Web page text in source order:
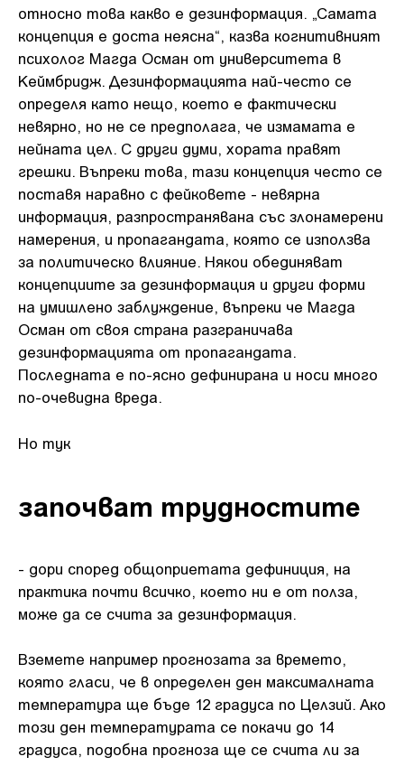
относно това какво е дезинформация. „Самата
концепция е доста неясна“, казва когнитивният
психолог Магда Осман от университета в
Кеймбридж. Дезинформацията най-често се
определя като нещо, което е фактически
невярно, но не се предполага, че измамата е
нейната цел. С други думи, хората правят
грешки. Въпреки това, тази концепция често се
поставя наравно с фейковете - невярна
информация, разпространявана със злонамерени
намерения, и пропагандата, която се използва
за политическо влияние. Някои обединяват
концепциите за дезинформация и други форми
на умишлено заблуждение, въпреки че Магда
Осман от своя страна разграничава
дезинформацията от пропагандата.
Последната е по-ясно дефинирана и носи много
по-очевидна вреда.
Но тук
започват трудностите
- дори според общоприетата дефиниция, на
практика почти всичко, което ни е от полза,
може да се счита за дезинформация.
Вземете например прогнозата за времето,
която гласи, че в определен ден максималната
температура ще бъде 12 градуса по Целзий. Ако
този ден температурата се покачи до 14
градуса, подобна прогноза ще се счита ли за